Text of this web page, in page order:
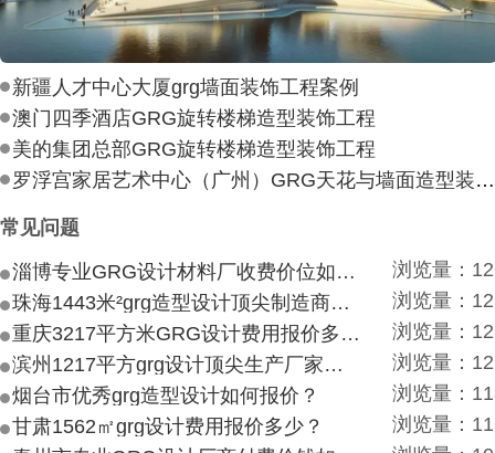
新疆人才中心大厦grg墙面装饰工程案例
澳门四季酒店GRG旋转楼梯造型装饰工程
美的集团总部GRG旋转楼梯造型装饰工程
罗浮宫家居艺术中心（广州）GRG天花与墙面造型装饰工程
常见问题
淄博专业GRG设计材料厂收费价位如何？
浏览量：
珠海1443米²grg造型设计顶尖制造商付费付费多少？
浏览量：
重庆3217平方米GRG设计费用报价多少？
浏览量：
滨州1217平方grg设计顶尖生产厂家价目如何？
浏览量：
烟台市优秀grg造型设计如何报价？
浏览量：
甘肃1562㎡grg设计费用报价多少？
浏览量：